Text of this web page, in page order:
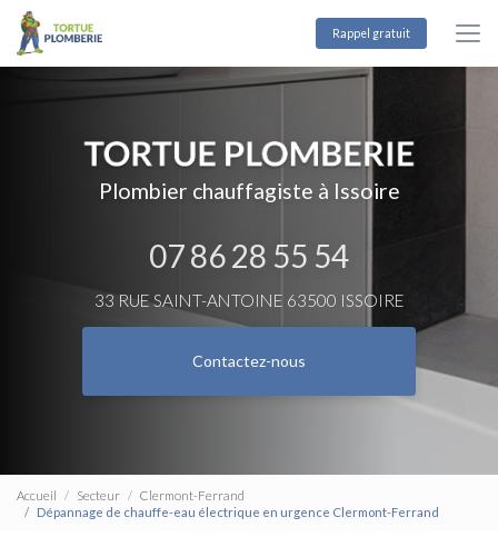
Aller
contenu
Rappel gratuit
Plombier chauffagiste à Issoire
07 86 28 55 54
33 RUE SAINT-ANTOINE 63500 ISSOIRE
Contactez-nous
Accueil Secteur
Clermont-Ferrand
Dépannage de chauffe-eau électrique en urgence Clermont-Ferrand